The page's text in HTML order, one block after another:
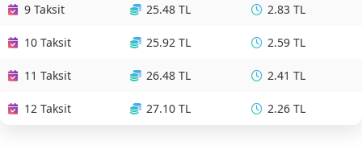
9 Taksit 25.48 TL 2.83 TL
10 Taksit 25.92 TL 2.59 TL
11 Taksit 26.48 TL 2.41 TL
12 Taksit 27.10 TL 2.26 TL